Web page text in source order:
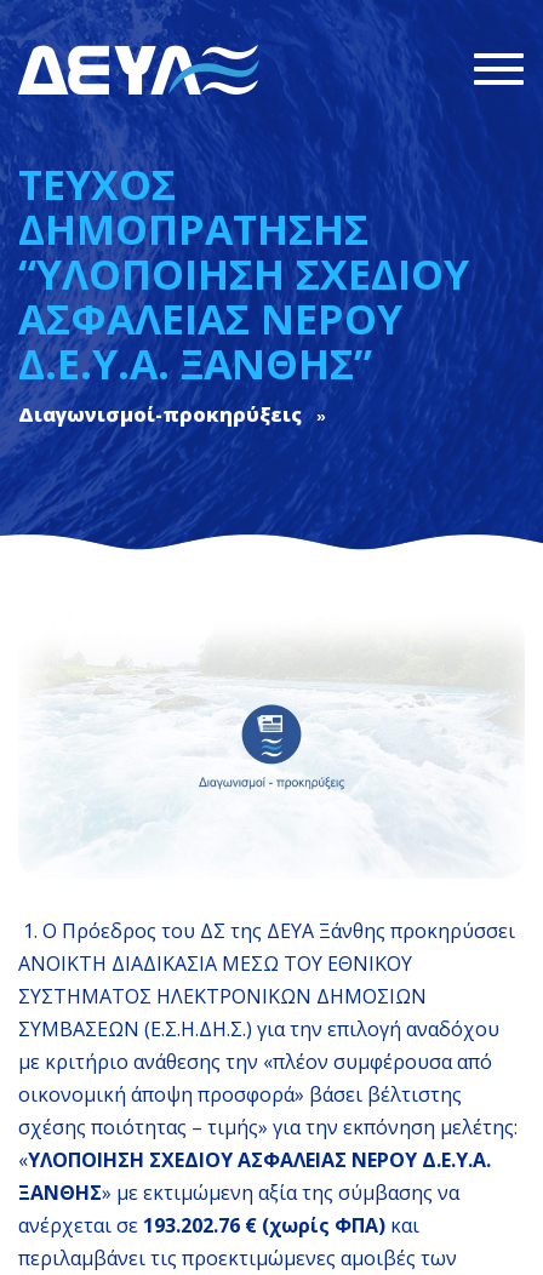
ΤΕΥΧΟΣ
ΔΗΜΟΠΡΑΤΗΣΗΣ
“ΥΛΟΠΟΙΗΣΗ ΣΧΕΔΙΟΥ
ΑΣΦΑΛΕΙΑΣ ΝΕΡΟΥ
Δ.Ε.Υ.Α. ΞΑΝΘΗΣ”
Διαγωνισμοί-προκηρύξεις
1. Ο Πρόεδρος του ΔΣ της ΔΕΥΑ Ξάνθης προκηρύσσει
ΑΝΟΙΚΤΗ ΔΙΑΔΙΚΑΣΙΑ ΜΕΣΩ ΤΟΥ ΕΘΝΙΚΟΥ
ΣΥΣΤΗΜΑΤΟΣ ΗΛΕΚΤΡΟΝΙΚΩΝ ΔΗΜΟΣΙΩΝ
ΣΥΜΒΑΣΕΩΝ (Ε.Σ.Η.ΔΗ.Σ.) για την επιλογή αναδόχου
με κριτήριο ανάθεσης την «πλέον συμφέρουσα από
οικονομική άποψη προσφορά» βάσει βέλτιστης
σχέσης ποιότητας – τιμής» για την εκπόνηση μελέτης:
«ΥΛΟΠΟΙΗΣΗ ΣΧΕΔΙΟΥ ΑΣΦΑΛΕΙΑΣ ΝΕΡΟΥ Δ.Ε.Υ.Α.
ΞΑΝΘΗΣ» με εκτιμώμενη αξία της σύμβασης να
ανέρχεται σε 193.202.76 € (χωρίς ΦΠΑ) και
περιλαμβάνει τις προεκτιμώμενες αμοιβές των